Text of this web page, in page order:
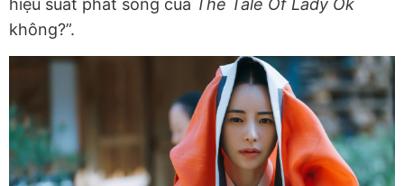
hiệu suất phát sóng của The Tale Of Lady Ok
không?”.